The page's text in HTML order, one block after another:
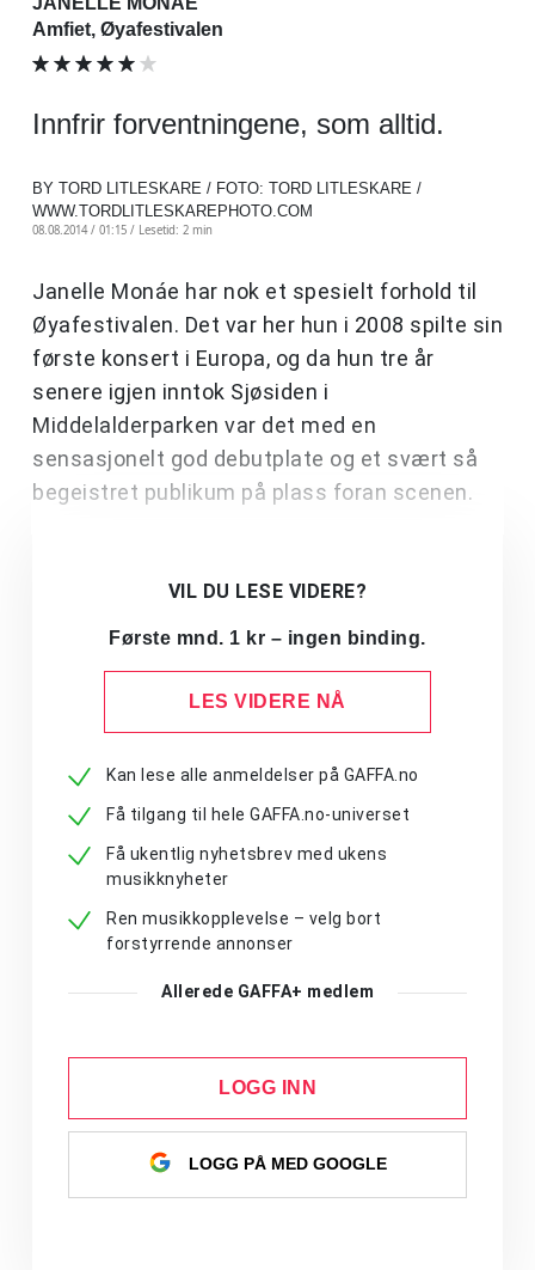
Amfiet, Øyafestivalen
Innfrir forventningene, som alltid.
BY TORD LITLESKARE / FOTO: TORD LITLESKARE /
WWW.TORDLITLESKAREPHOTO.COM
08.08.2014 / 01:15 / Lesetid: 2 min
Janelle Monáe har nok et spesielt forhold til
Øyafestivalen. Det var her hun i 2008 spilte sin
første konsert i Europa, og da hun tre år
senere igjen inntok Sjøsiden i
Middelalderparken var det med en
sensasjonelt god debutplate og et svært så
begeistret publikum på plass foran scenen.
VIL DU LESE VIDERE?
Første mnd. 1 kr – ingen binding.
LES VIDERE NÅ
Kan lese alle anmeldelser på GAFFA.no
Få tilgang til hele GAFFA.no-universet
Få ukentlig nyhetsbrev med ukens
musikknyheter
Ren musikkopplevelse – velg bort
forstyrrende annonser
Allerede GAFFA+ medlem
LOGG INN
LOGG PÅ MED GOOGLE